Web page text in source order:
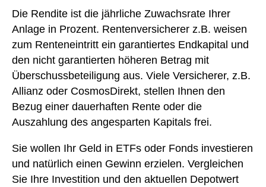
Die Rendite ist die jährliche Zuwachsrate Ihrer
Anlage in Prozent. Rentenversicherer z.B. weisen
zum Renteneintritt ein garantiertes Endkapital und
den nicht garantierten höheren Betrag mit
Überschussbeteiligung aus. Viele Versicherer, z.B.
Allianz oder CosmosDirekt, stellen Ihnen den
Bezug einer dauerhaften Rente oder die
Auszahlung des angesparten Kapitals frei.
Sie wollen Ihr Geld in ETFs oder Fonds investieren
und natürlich einen Gewinn erzielen. Vergleichen
Sie Ihre Investition und den aktuellen Depotwert